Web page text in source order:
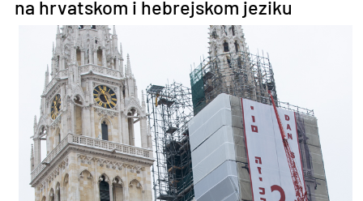
na hrvatskom i hebrejskom jeziku